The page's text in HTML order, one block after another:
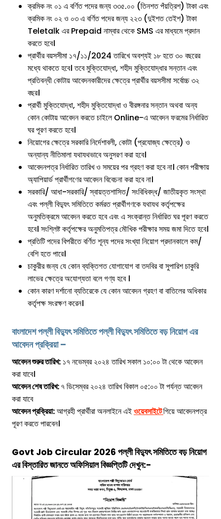
ক্রমিক নং ০১ এ বর্ণিত পদের জন্য ৩৩৫.০০ (তিনশত পঁয়ত্রিশ) টাকা এবং
ক্রমিক নং ০২ ও ০৩ এ বর্ণিত পদের জন্য ২২৩ (দুইশত তেইশ) টাকা
Teletalk এর Prepaid নাম্বার থেকে SMS এর মাধ্যমে প্রদান
করতে হবে।
প্রার্থীর বয়সসীমা ১৭/১১/2024 তারিখে অবশ্যই ১৮ হতে ৩০ বছরের
মধ্যে থাকতে হবে। তবে মুক্তিযোদ্ধা, শহীদ মুক্তিযোদ্ধার সন্তান এবং
প্রতিবন্ধী কোটায় আবেদনকারীদের ক্ষেত্রে প্রার্থীর বয়সসীমা সর্বোচ্চ ৩২
বছর।
প্রার্থী মুক্তিযোদ্ধা, শহীদ মুক্তিযোদ্ধা ও বীরঙ্গনার সন্তান অথবা অন্য
কোন কোটায় আবেদন করতে চাইলে Online-এ আবেদন ফরমের নির্ধারিত
ঘর পূরণ করতে হবে।
নিয়োগের ক্ষেত্রে সরকারি নির্দেশাবলী, কোটা (প্রযোজ্য ক্ষেত্রে) ও
অন্যান্য নীতিমালা যথাযথভাবে অনুসরণ করা হবে।
আবেদনপত্র নির্ধারিত তারিখ ও সময়ের পর গ্রহণ করা হবে না। কোন পরীক্ষায়
অ্যাপিয়ার্ড প্রার্থীগণের আবেদন বিবেচনা করা হবে না।
সরকারি/ আধা-সরকারি/ স্বায়ত্তশাসিত/ সংবিধিবদ্ধ/ জাতীয়কৃত সংস্থা
এবং পল্লী বিদ্যুৎ সমিতিতে কর্মরত প্রার্থীগণকে যথাযথ কর্তৃপক্ষের
অনুমতিক্রমে আবেদন করতে হবে এবং এ সংক্রান্ত নির্ধারিত ঘর পূরণ করতে
হবে। সংশ্লিষ্ট কর্তৃপক্ষের অনুমতিপত্র মৌখিক পরীক্ষার সময় জমা দিতে হবে।
প্রতিটি পদের বিপরীতে বর্ণিত শূন্য পদের সংখ্যা নিয়োগ প্রদানকালে কম/
বেশি হতে পারে।
চাকুরীর জন্য যে কোন ব্যক্তিগত যোগাযোগ বা তদবির বা সুপারিশ চাকুরি
লাভের ক্ষেত্রে অযোগ্যতা বলে গণ্য হবে ।
কোন কারণ দর্শানো ব্যতিরেকে যে কোন আবেদন গ্রহণ বা বাতিলের অধিকার
কর্তৃপক্ষ সংরক্ষণ করেন।
বাংলাদেশ পল্লী বিদ্যুৎ সমিতিতেপল্লী বিদ্যুৎ সমিতিতে বড় নিয়োগ এর
আবেদন প্রক্রিয়া –
আবেদন শুরুর তারিখ: ১৭ নভেম্বর ২০২৪ তারিখ সকাল ১০:০০ টা থেকে আবেদন
করা যাবে।
আবেদন শেষ তারিখ:৭ ডিসেম্বর ২০২৪ তারিখ বিকাল ০৫:০০ টা পর্যন্ত আবেদন
করা যাবে
আবেদন প্রক্রিয়া:আগ্রহী প্রার্থীরা অনলাইনে এইওয়েবসাইটেগিয়ে আবেদনপত্র
পূরণ করতে পারবেন।
Govt Job Circular 2026 পল্লী বিদ্যুৎ সমিতিতে বড় নিয়োগ
এর বিস্তারিত জানতে অফিসিয়াল বিজ্ঞপ্তিটি দেখুন:-